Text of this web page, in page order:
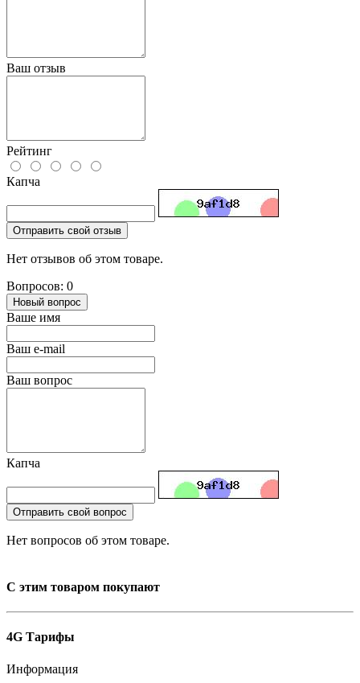
Ваш отзыв
Рейтинг
Капча
Отправить свой отзыв
Нет отзывов об этом товаре.
Вопросов: 0
Новый вопрос
Ваше имя
Ваш e-mail
Ваш вопрос
Капча
Отправить свой вопрос
Нет вопросов об этом товаре.
С этим товаром покупают
4G Тарифы
Информация